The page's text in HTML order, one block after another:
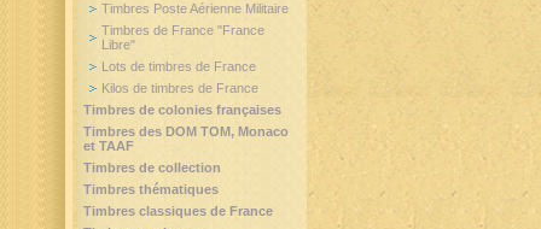
Timbres Poste Aérienne Militaire
Timbres de France "France
Libre"
Lots de timbres de France
Kilos de timbres de France
Timbres de colonies françaises
Timbres des DOM TOM, Monaco
et TAAF
Timbres de collection
Timbres thématiques
Timbres classiques de France